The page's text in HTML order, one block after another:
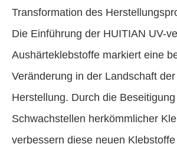
Transformation des
Die Einführung der HUITIAN UV-
Aushärteklebstoffe markiert eine
Veränderung in der Landschaft
Herstellung. Durch die
Schwachstellen herkömmlicher
verbessern diese neuen